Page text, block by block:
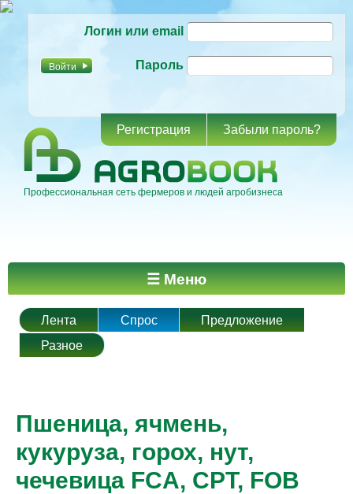
основному
Логин или email
Пароль
Регистрация Забыли пароль?
Профессиональная сеть фермеров и людей агробизнеса
Главное меню ☰ Меню
Лента Спрос
Предложение
Разное
Пшеница, ячмень,
кукуруза, горох, нут,
чечевица FCA, CPT, FOB